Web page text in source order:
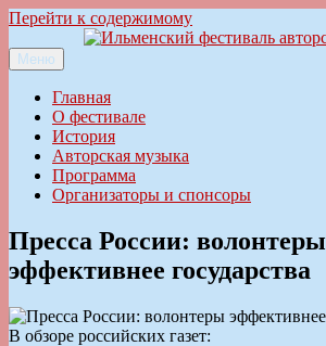
Перейти к содержимому
Ильменский фестиваль авторской песни
Меню
Главная
О фестивале
История
Авторская музыка
Программа
Организаторы и спонсоры
Пресса России: волонтеры
эффективнее государства
В обзоре российских газет: